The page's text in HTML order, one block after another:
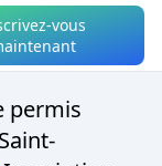
vous
permis